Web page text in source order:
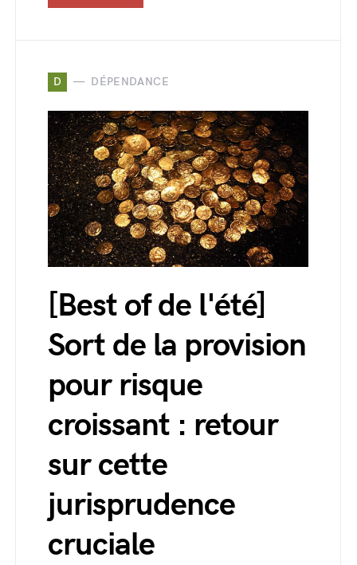
D DÉPENDANCE
[Best of de l'été]
Sort de la provision
pour risque
croissant : retour
sur cette
jurisprudence
cruciale